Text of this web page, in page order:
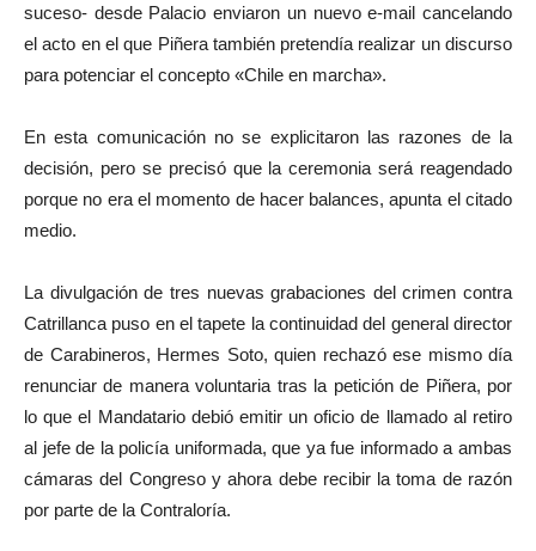
suceso- desde Palacio enviaron un nuevo e-mail cancelando
el acto en el que Piñera también pretendía realizar un discurso
para potenciar el concepto «Chile en marcha».
En esta comunicación no se explicitaron las razones de la
decisión, pero se precisó que la ceremonia será reagendado
porque no era el momento de hacer balances, apunta el citado
medio.
La divulgación de tres nuevas grabaciones del crimen contra
Catrillanca puso en el tapete la continuidad del general director
de Carabineros, Hermes Soto, quien rechazó ese mismo día
renunciar de manera voluntaria tras la petición de Piñera, por
lo que el Mandatario debió emitir un oficio de llamado al retiro
al jefe de la policía uniformada, que ya fue informado a ambas
cámaras del Congreso y ahora debe recibir la toma de razón
por parte de la Contraloría.